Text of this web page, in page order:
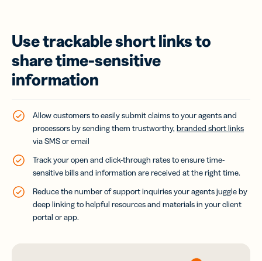
Use trackable short links to
share time-sensitive
information
Allow customers to easily submit claims to your agents and
processors by sending them trustworthy, branded short links
via SMS or email
Track your open and click-through rates to ensure time-
sensitive bills and information are received at the right time.
Reduce the number of support inquiries your agents juggle by
deep linking to helpful resources and materials in your client
portal or app.